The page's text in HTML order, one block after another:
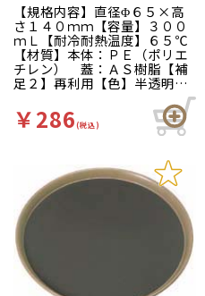
【規格内容】直径Φ６５×高
さ１４０ｍｍ【容量】３００
ｍＬ【耐冷耐熱温度】６５℃
【材質】本体：ＰＥ（ポリエ
チレン） 蓋：ＡＳ樹脂【補
足２】再利用【色】半透明／
赤【柄】柄無【イベント・行
事】学園祭、バザー、お祭
り、夏祭り、文化祭、屋台
【キーワード】醤油さし、プ
きそばソース入れに！押した
分だけ出る液だれしない優れ
モノです。
￥286(税込)